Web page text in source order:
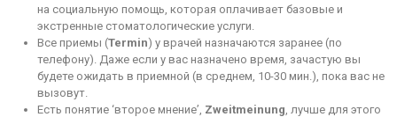
на социальную помощь, которая оплачивает базовые и
экстренные стоматологические услуги.
Все приемы (Termin) у врачей назначаются заранее (по
телефону). Даже если у вас назначено время, зачастую вы
будете ожидать в приемной (в среднем, 10-30 мин.), пока вас не
вызовут.
Есть понятие ‘второе мнение’, Zweitmeinung, лучше для этого